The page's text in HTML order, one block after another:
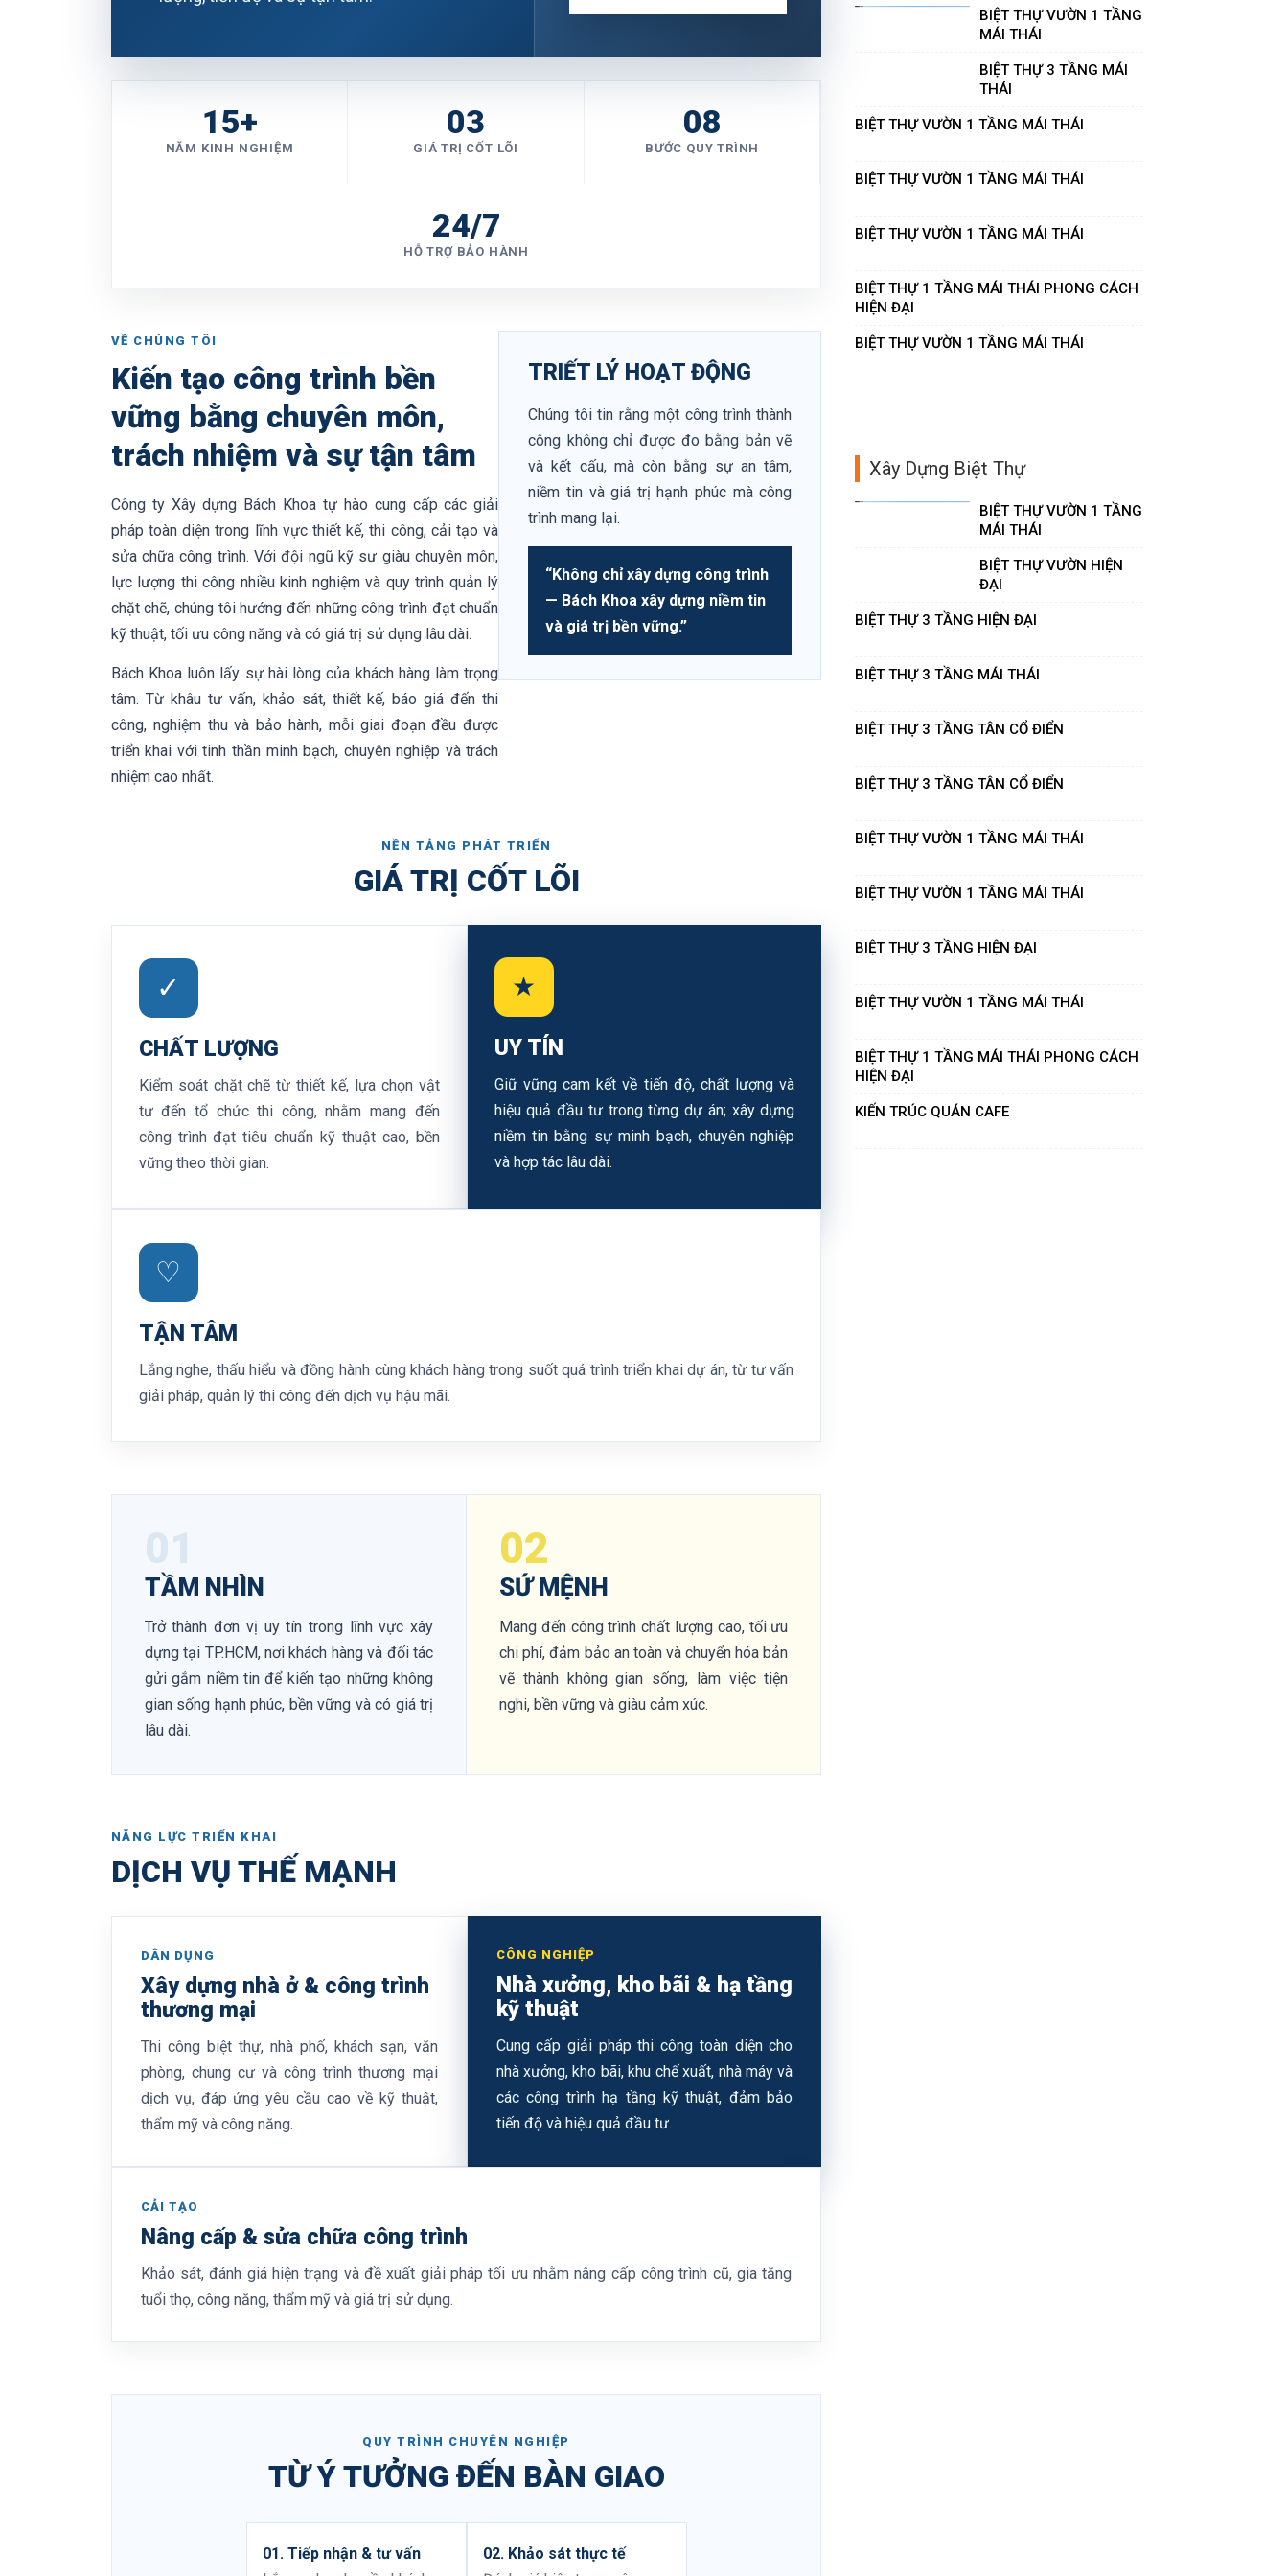
15+
NĂM KINH NGHIỆM
03
GIÁ TRỊ CỐT LÕI
08
BƯỚC QUY TRÌNH
24/7
HỖ TRỢ BẢO HÀNH
VỀ CHÚNG TÔI
Kiến tạo công trình bền
vững bằng chuyên môn,
trách nhiệm và sự tận tâm
Công ty Xây dựng Bách Khoa tự hào cung cấp các giải
pháp toàn diện trong lĩnh vực thiết kế, thi công, cải tạo và
sửa chữa công trình. Với đội ngũ kỹ sư giàu chuyên môn,
lực lượng thi công nhiều kinh nghiệm và quy trình quản lý
chặt chẽ, chúng tôi hướng đến những công trình đạt chuẩn
kỹ thuật, tối ưu công năng và có giá trị sử dụng lâu dài.
Bách Khoa luôn lấy sự hài lòng của khách hàng làm trọng
tâm. Từ khâu tư vấn, khảo sát, thiết kế, báo giá đến thi
công, nghiệm thu và bảo hành, mỗi giai đoạn đều được
triển khai với tinh thần minh bạch, chuyên nghiệp và trách
nhiệm cao nhất.
TRIẾT LÝ HOẠT ĐỘNG
Chúng tôi tin rằng một công trình thành
công không chỉ được đo bằng bản vẽ
và kết cấu, mà còn bằng sự an tâm,
niềm tin và giá trị hạnh phúc mà công
trình mang lại.
“Không chỉ xây dựng công trình
— Bách Khoa xây dựng niềm tin
và giá trị bền vững.”
NỀN TẢNG PHÁT TRIỂN
GIÁ TRỊ CỐT LÕI
✓
CHẤT LƯỢNG
Kiểm soát chặt chẽ từ thiết kế, lựa chọn vật
tư đến tổ chức thi công, nhằm mang đến
công trình đạt tiêu chuẩn kỹ thuật cao, bền
vững theo thời gian.
★
UY TÍN
Giữ vững cam kết về tiến độ, chất lượng và
hiệu quả đầu tư trong từng dự án; xây dựng
niềm tin bằng sự minh bạch, chuyên nghiệp
và hợp tác lâu dài.
♡
TẬN TÂM
Lắng nghe, thấu hiểu và đồng hành cùng khách hàng trong suốt quá trình triển khai dự án, từ tư vấn
giải pháp, quản lý thi công đến dịch vụ hậu mãi.
01
TẦM NHÌN
Trở thành đơn vị uy tín trong lĩnh vực xây
dựng tại TP.HCM, nơi khách hàng và đối tác
gửi gắm niềm tin để kiến tạo những không
gian sống hạnh phúc, bền vững và có giá trị
lâu dài.
02
SỨ MỆNH
Mang đến công trình chất lượng cao, tối ưu
chi phí, đảm bảo an toàn và chuyển hóa bản
vẽ thành không gian sống, làm việc tiện
nghi, bền vững và giàu cảm xúc.
NĂNG LỰC TRIỂN KHAI
DỊCH VỤ THẾ MẠNH
DÂN DỤNG
Xây dựng nhà ở & công trình
thương mại
Thi công biệt thự, nhà phố, khách sạn, văn
phòng, chung cư và công trình thương mại
dịch vụ, đáp ứng yêu cầu cao về kỹ thuật,
thẩm mỹ và công năng.
CÔNG NGHIỆP
Nhà xưởng, kho bãi & hạ tầng
kỹ thuật
Cung cấp giải pháp thi công toàn diện cho
nhà xưởng, kho bãi, khu chế xuất, nhà máy và
các công trình hạ tầng kỹ thuật, đảm bảo
tiến độ và hiệu quả đầu tư.
CẢI TẠO
Nâng cấp & sửa chữa công trình
Khảo sát, đánh giá hiện trạng và đề xuất giải pháp tối ưu nhằm nâng cấp công trình cũ, gia tăng
tuổi thọ, công năng, thẩm mỹ và giá trị sử dụng.
QUY TRÌNH CHUYÊN NGHIỆP
TỪ Ý TƯỞNG ĐẾN BÀN GIAO
01. Tiếp nhận & tư vấn
02. Khảo sát thực tế
BIỆT THỰ VƯỜN 1 TẦNG
MÁI THÁI
BIỆT THỰ 3 TẦNG MÁI
THÁI
BIỆT THỰ VƯỜN 1 TẦNG MÁI THÁI
BIỆT THỰ VƯỜN 1 TẦNG MÁI THÁI
BIỆT THỰ VƯỜN 1 TẦNG MÁI THÁI
BIỆT THỰ 1 TẦNG MÁI THÁI PHONG CÁCH
HIỆN ĐẠI
BIỆT THỰ VƯỜN 1 TẦNG MÁI THÁI
Xây Dựng Biệt Thự
BIỆT THỰ VƯỜN 1 TẦNG
MÁI THÁI
BIỆT THỰ VƯỜN HIỆN
ĐẠI
BIỆT THỰ 3 TẦNG HIỆN ĐẠI
BIỆT THỰ 3 TẦNG MÁI THÁI
BIỆT THỰ 3 TẦNG TÂN CỔ ĐIỂN
BIỆT THỰ 3 TẦNG TÂN CỔ ĐIỂN
BIỆT THỰ VƯỜN 1 TẦNG MÁI THÁI
BIỆT THỰ VƯỜN 1 TẦNG MÁI THÁI
BIỆT THỰ 3 TẦNG HIỆN ĐẠI
BIỆT THỰ VƯỜN 1 TẦNG MÁI THÁI
BIỆT THỰ 1 TẦNG MÁI THÁI PHONG CÁCH
HIỆN ĐẠI
KIẾN TRÚC QUÁN CAFE